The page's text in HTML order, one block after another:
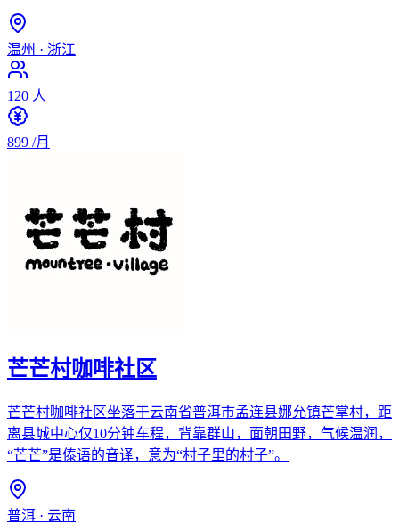
温州 · 浙江
120 人
899 /月
芒芒村咖啡社区
芒芒村咖啡社区坐落于云南省普洱市孟连县娜允镇芒掌村，距
离县城中心仅10分钟车程，背靠群山，面朝田野，气候温润，
“芒芒”是傣语的音译，意为“村子里的村子”。
普洱 · 云南